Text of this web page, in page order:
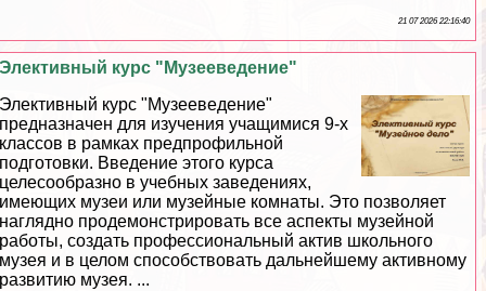
21 07 2026 22:16:40
Элективный курс "Музееведение"
Элективный курс "Музееведение"
предназначен для изучения учащимися 9-х
классов в рамках предпрофильной
подготовки. Введение этого курса
целесообразно в учебных заведениях,
имеющих музеи или музейные комнаты. Это позволяет
наглядно продемонстрировать все аспекты музейной
работы, создать профессиональный актив школьного
музея и в целом способствовать дальнейшему активному
развитию музея. ...